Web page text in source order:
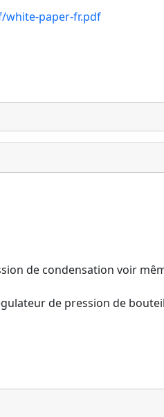
white-paper-fr.pdf
de condensation voir
de pression de